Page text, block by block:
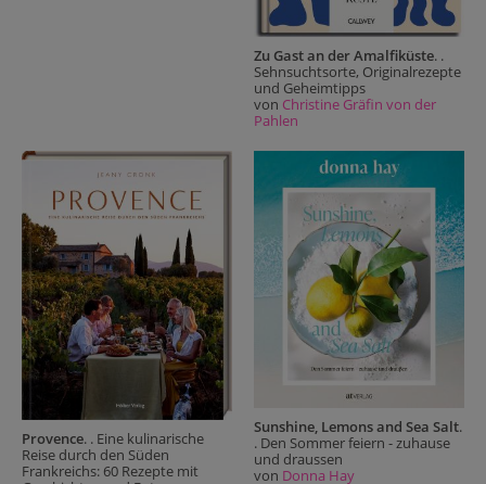
Zu Gast an der Amalfiküste. .
Sehnsuchtsorte, Originalrezepte
und Geheimtipps
von Christine Gräfin von der
Pahlen
Provence. . Eine kulinarische
Reise durch den Süden
Frankreichs: 60 Rezepte mit
Sunshine, Lemons and Sea Salt.
. Den Sommer feiern - zuhause
und draussen
von Donna Hay